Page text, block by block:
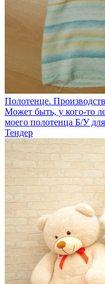
Полотенце.
Может быть, у кого-то
моего полотенца Б/У
Тендер